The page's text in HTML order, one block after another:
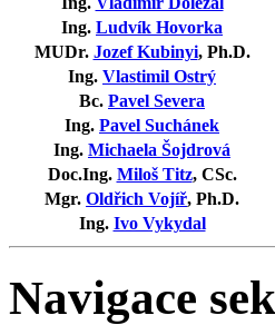
Ing. Ludvík Hovorka
MUDr. Jozef Kubinyi, Ph.D.
Ing. Vlastimil Ostrý
Bc. Pavel Severa
Ing. Pavel Suchánek
Ing. Michaela Šojdrová
Doc.Ing. Miloš Titz, CSc.
Mgr. Oldřich Vojíř, Ph.D.
Ing. Ivo Vykydal
Navigace